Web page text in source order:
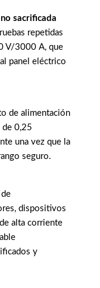
sacrificada
repetidas
V/3000 A, que
panel eléctrico
de alimentación
de 0,25
una vez que la
seguro.
dispositivos
alta corriente
y